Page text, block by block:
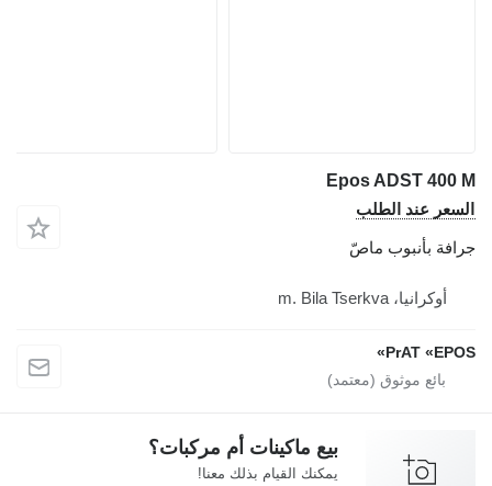
Epos ADST 400 M
السعر عند الطلب
جرافة بأنبوب ماصّ
أوكرانيا، m. Bila Tserkva
PrAT «EPOS»
بيع ماكينات أم مركبات؟
يمكنك القيام بذلك معنا!